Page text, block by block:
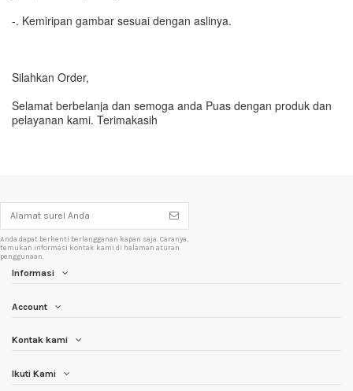
-. Kemiripan gambar sesuai dengan aslinya.
Silahkan Order,
Selamat berbelanja dan semoga anda Puas dengan produk dan
pelayanan kami. Terimakasih
Anda dapat berhenti berlangganan kapan saja. Caranya,
temukan informasi kontak kami di halaman aturan
penggunaan.
Informasi
Account
Kontak kami
Ikuti Kami